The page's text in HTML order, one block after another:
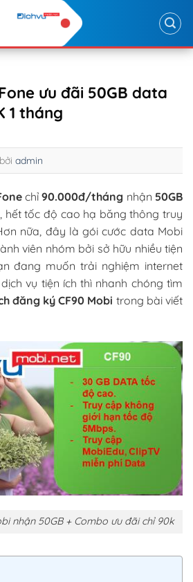
ưu đãi 50GB data
1 tháng
bởi admin
chỉ90.000đ/tháng nhận 50GB
hết tốc độ cao hạ băng thông truy
nữa, đây là gói cước data Mobi
viên nhóm bởi sở hữu nhiều tiện
đang muốn trải nghiệm internet
vụ tiện ích thì nhanh chóng tìm
đăng ký CF90 Mobi trong bài viết
nhận 50GB + Combo ưu đãi chỉ 90k